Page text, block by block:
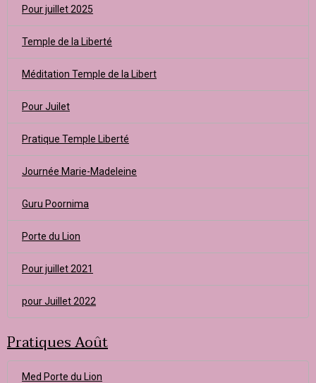
Pour juillet 2025
Temple de la Liberté
Méditation Temple de la Libert
Pour Juilet
Pratique Temple Liberté
Journée Marie-Madeleine
Guru Poornima
Porte du Lion
Pour juillet 2021
pour Juillet 2022
Pratiques Août
Med Porte du Lion